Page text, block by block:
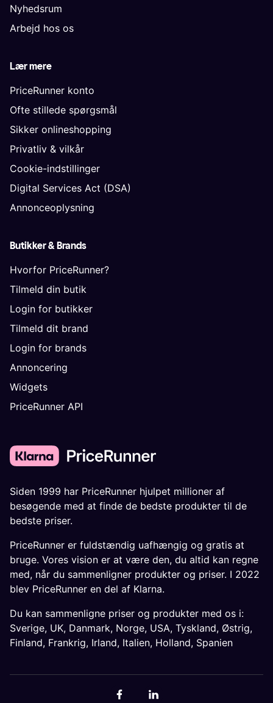
Nyhedsrum
Arbejd hos os
Lær mere
PriceRunner konto
Ofte stillede spørgsmål
Sikker onlineshopping
Privatliv & vilkår
Cookie-indstillinger
Digital Services Act (DSA)
Annonceoplysning
Butikker & Brands
Hvorfor PriceRunner?
Tilmeld din butik
Login for butikker
Tilmeld dit brand
Login for brands
Annoncering
Widgets
PriceRunner API
Siden 1999 har PriceRunner hjulpet millioner af
besøgende med at finde de bedste produkter til de
bedste priser.
PriceRunner er fuldstændig uafhængig og gratis at
bruge. Vores vision er at være den, du altid kan regne
med, når du sammenligner produkter og priser. I 2022
blev PriceRunner en del af Klarna.
Du kan sammenligne priser og produkter med os i:
Sverige, UK, Danmark, Norge, USA, Tyskland, Østrig,
Finland, Frankrig, Irland, Italien, Holland, Spanien